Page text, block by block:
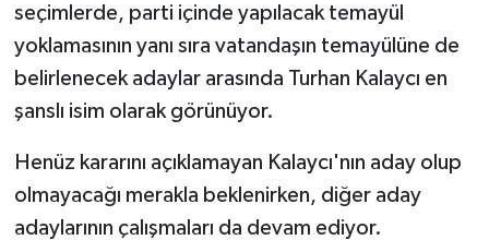
seçimlerde, parti içinde yapılacak temayül
yoklamasının yanı sıra vatandaşın temayülüne de
belirlenecek adaylar arasında Turhan Kalaycı en
şanslı isim olarak görünüyor.
Henüz kararını açıklamayan Kalaycı'nın aday olup
olmayacağı merakla beklenirken, diğer aday
adaylarının çalışmaları da devam ediyor.